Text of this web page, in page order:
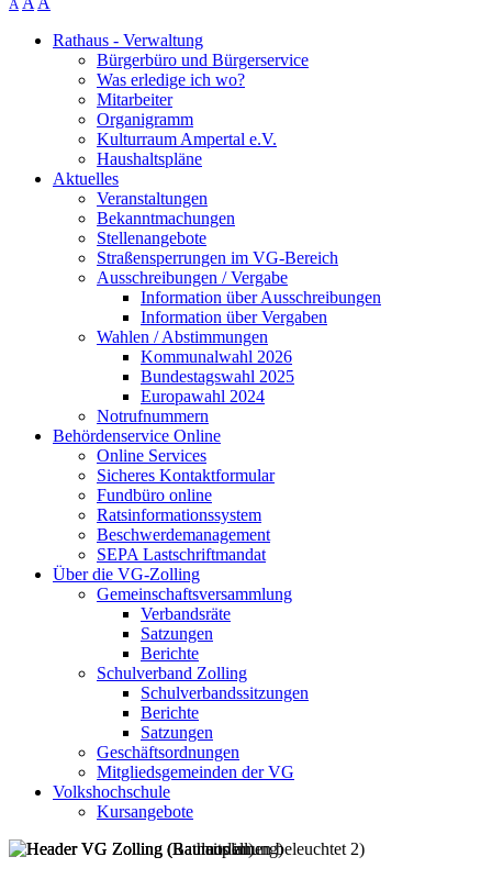
A
Rathaus - Verwaltung
Bürgerbüro und Bürgerservice
Was erledige ich wo?
Mitarbeiter
Organigramm
Kulturraum Ampertal e.V.
Haushaltspläne
Aktuelles
Veranstaltungen
Bekanntmachungen
Stellenangebote
Straßensperrungen im VG-Bereich
Ausschreibungen / Vergabe
Information über Ausschreibungen
Information über Vergaben
Wahlen / Abstimmungen
Kommunalwahl 2026
Bundestagswahl 2025
Europawahl 2024
Notrufnummern
Behördenservice Online
Online Services
Sicheres Kontaktformular
Fundbüro online
Ratsinformationssystem
Beschwerdemanagement
SEPA Lastschriftmandat
Über die VG-Zolling
Gemeinschaftsversammlung
Verbandsräte
Satzungen
Berichte
Schulverband Zolling
Schulverbandssitzungen
Berichte
Satzungen
Geschäftsordnungen
Mitgliedsgemeinden der VG
Volkshochschule
Kursangebote